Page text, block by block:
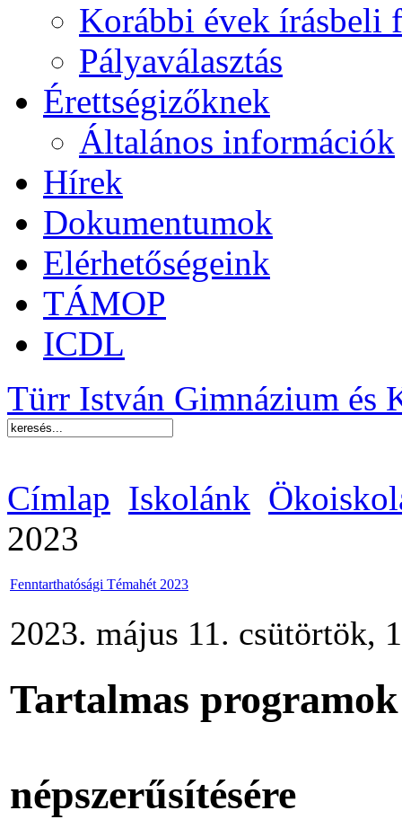
Korábbi évek írásbeli
Pályaválasztás
Érettségizőknek
Általános információk
Hírek
Dokumentumok
Elérhetőségeink
TÁMOP
ICDL
Türr István Gimnázium és
Címlap Iskolánk
2023
Fenntarthatósági Témahét 2023
2023. május 11. csütörtök,
Tartalmas
népszerűsítésére